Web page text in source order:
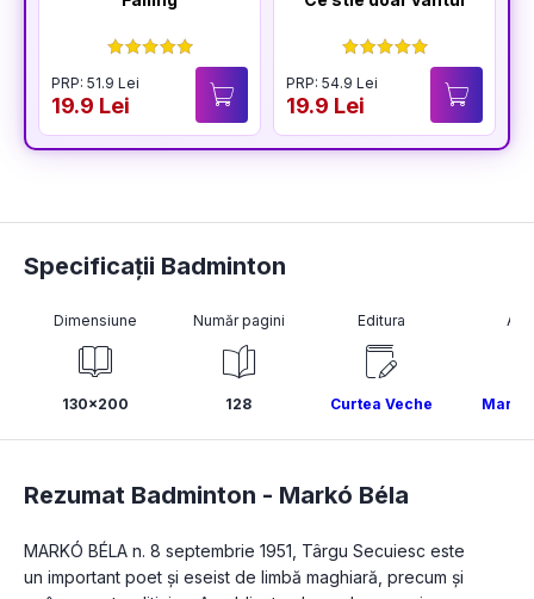
PRP: 51.9 Lei
19.9 Lei
PRP: 54.9 Lei
19.9 Lei
Specificații Badminton
Dimensiune
130x200
Număr pagini
128
Editura
Curtea Veche Markó
Rezumat Badminton - Markó Béla
MARKÓ BÉLA n. 8 septembrie 1951, Târgu Secuiesc este
un important poet şi eseist de limbă maghiară, precum şi